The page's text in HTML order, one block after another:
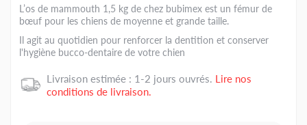
L’os de mammouth 1,5 kg de chez bubimex est un fémur de
bœuf pour les chiens de moyenne et grande taille.
Il agit au quotidien pour renforcer la dentition et conserver
l'hygiène bucco-dentaire de votre chien
Livraison estimée : 1-2 jours ouvrés. Lire nos
conditions de livraison.